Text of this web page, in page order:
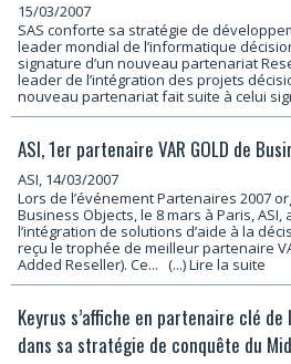
15/03/2007
SAS conforte sa stratégie de
leader mondial de l’informatique
signature d’un nouveau partenariat
leader de l’intégration des projets
nouveau partenariat fait suite à celui
ASI, 1er partenaire VAR GOLD de
ASI, 14/03/2007
Lors de l’événement Partenaires 2007
Business Objects, le 8 mars à Paris,
l’intégration de solutions d’aide à la
reçu le trophée de meilleur partenaire
Added Reseller). Ce... (...) Lire la suite
Keyrus s’affiche en partenaire clé
dans sa stratégie de conquête du